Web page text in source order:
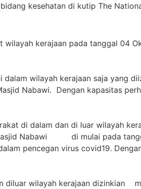
kesehatan di kutip The
kerajaan pada tanggal 04
wilayah kerajaan saja yang
Nabawi. Dengan kapasitas
di dalam dan di luar wilayah
Nabawi di mulai pada
pencegan virus covid19.
diluar wilayah kerajaan dizinkian